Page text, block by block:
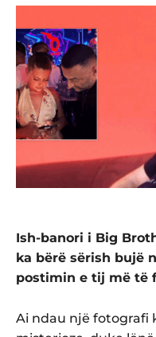
Ish-banori i Big
ka bërë sërish bujë
postimin e tij më të
Ai ndau një fotografi